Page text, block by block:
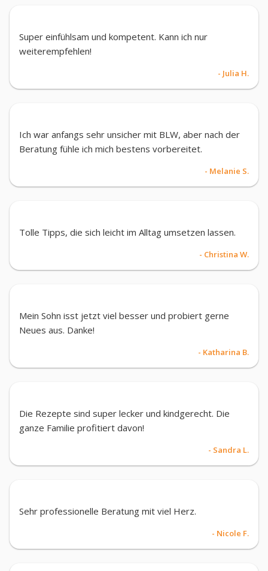
Super einfühlsam und kompetent. Kann ich nur
weiterempfehlen!
- Julia H.
Ich war anfangs sehr unsicher mit BLW, aber nach der
Beratung fühle ich mich bestens vorbereitet.
- Melanie S.
Tolle Tipps, die sich leicht im Alltag umsetzen lassen.
- Christina W.
Mein Sohn isst jetzt viel besser und probiert gerne
Neues aus. Danke!
- Katharina B.
Die Rezepte sind super lecker und kindgerecht. Die
ganze Familie profitiert davon!
- Sandra L.
Sehr professionelle Beratung mit viel Herz.
- Nicole F.